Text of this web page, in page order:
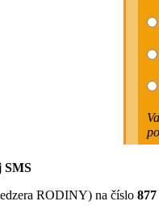
SMS
RODINY) na číslo 877